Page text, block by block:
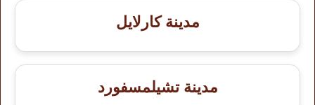
مدينة كارلايل
مدينة تشيلمسفورد